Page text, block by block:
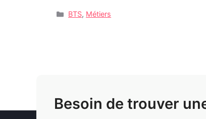
Catégories
BTS, Métiers
Besoin de trouver